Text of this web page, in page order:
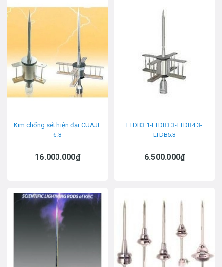
Kim chống sét hiện đại CUAJE
6.3
16.000.000₫
LTDB3.1-LTDB3.3-LTDB4.3-
LTDB5.3
6.500.000₫